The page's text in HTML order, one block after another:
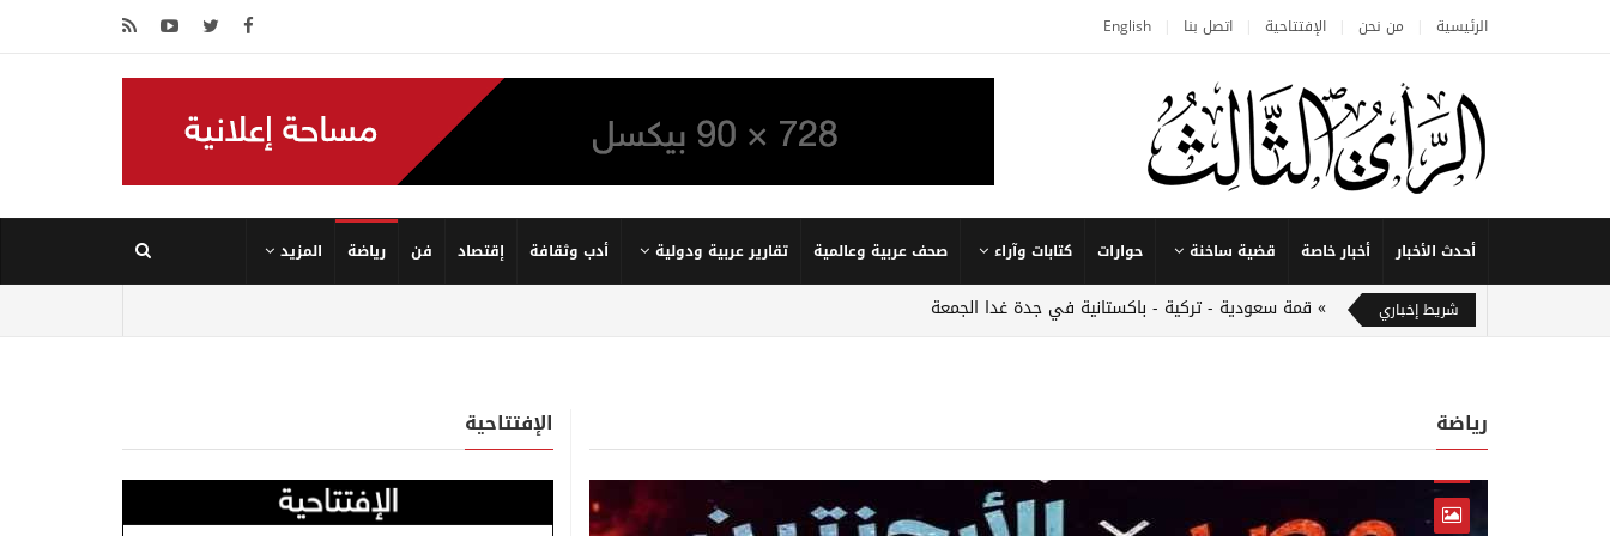
الرئيسية من نحن الإفتتاحية اتصل بنا English
أحدث الأخبار أخبار خاصة قضية ساخنة حوارات كتابات وآراء صحف عربية وعالمية تقارير عربية ودولية أدب وثقافة إقتصاد فن رياضة المزيد
شريط إخباري قمة سعودية - تركية - باكستانية في جدة غدا الجمعة
رياضة الإفتتاحية